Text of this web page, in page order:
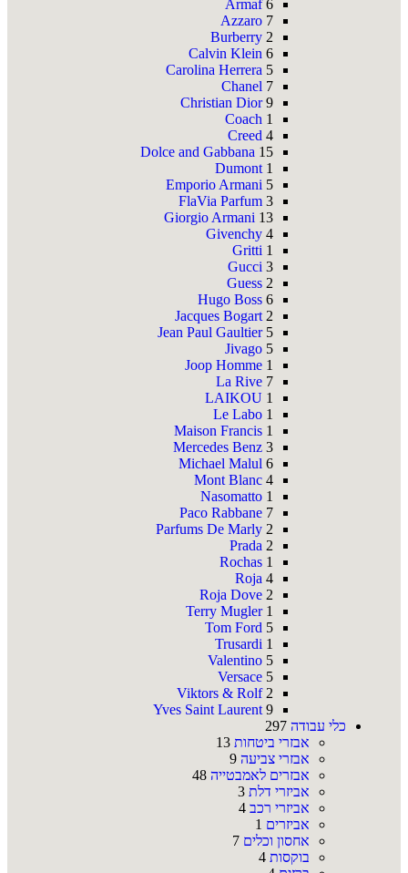
Armaf 6
Azzaro 7
Burberry 2
Calvin Klein 6
Carolina Herrera 5
Chanel 7
Christian Dior 9
Coach 1
Creed 4
Dolce and Gabbana 15
Dumont 1
Emporio Armani 5
FlaVia Parfum 3
Giorgio Armani 13
Givenchy 4
Gritti 1
Gucci 3
Guess 2
Hugo Boss 6
Jacques Bogart 2
Jean Paul Gaultier 5
Jivago 5
Joop Homme 1
La Rive 7
LAIKOU 1
Le Labo 1
Maison Francis 1
Mercedes Benz 3
Michael Malul 6
Mont Blanc 4
Nasomatto 1
Paco Rabbane 7
Parfums De Marly 2
Prada 2
Rochas 1
Roja 4
Roja Dove 2
Terry Mugler 1
Tom Ford 5
Trusardi 1
Valentino 5
Versace 5
Viktors & Rolf 2
Yves Saint Laurent 9
כלי עבודה 297
אבזרי ביטחות 13
אבזרי צביעה 9
אבזרים לאמבטייה 48
אביזרי דלת 3
אביזרי רכב 4
אביזרים 1
אחסון וכלים 7
בוקסות 4